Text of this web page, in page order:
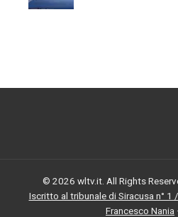
© 2026 wltv.it. All Rights
Iscritto al tribunale di Siracusa n°
Francesco Nania ·